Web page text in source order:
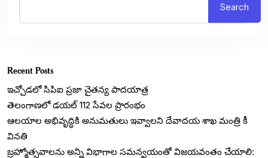
Search
Recent Posts
ఇచ్చోడలో సిపిఐ ప్రజా చైతన్య పాదయాత్ర
తెలంగాణలో డయల్‌ 112 సేవల ప్రారంభం
ఆలయాల అభివృద్ధికి అనుమతులు ఇవ్వాలని దేవాదయ శాఖ మంత్రి కీ
వినతి
బ్రహ్మోత్సవాలను అన్ని విభాగాల సమన్వయంతో విజయవంతం చేయాలి: